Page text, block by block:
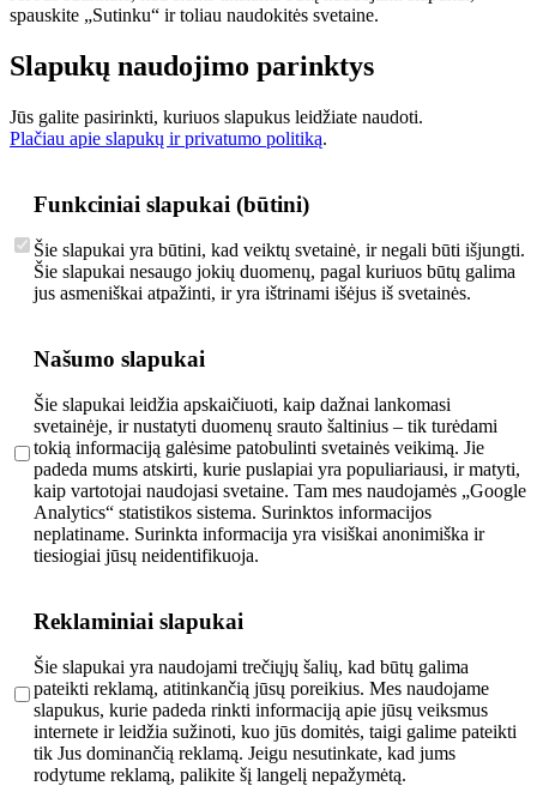
spauskite „Sutinku“ ir toliau naudokitės svetaine.
Slapukų naudojimo parinktys
Jūs galite pasirinkti, kuriuos slapukus leidžiate naudoti.
Plačiau apie slapukų ir privatumo politiką.
Funkciniai slapukai (būtini)
Šie slapukai yra būtini, kad veiktų svetainė, ir negali būti išjungti.
Šie slapukai nesaugo jokių duomenų, pagal kuriuos būtų galima
jus asmeniškai atpažinti, ir yra ištrinami išėjus iš svetainės.
Našumo slapukai
Šie slapukai leidžia apskaičiuoti, kaip dažnai lankomasi
svetainėje, ir nustatyti duomenų srauto šaltinius – tik turėdami
tokią informaciją galėsime patobulinti svetainės veikimą. Jie
padeda mums atskirti, kurie puslapiai yra populiariausi, ir matyti,
kaip vartotojai naudojasi svetaine. Tam mes naudojamės „Google
Analytics“ statistikos sistema. Surinktos informacijos
neplatiname. Surinkta informacija yra visiškai anonimiška ir
tiesiogiai jūsų neidentifikuoja.
Reklaminiai slapukai
Šie slapukai yra naudojami trečiųjų šalių, kad būtų galima
pateikti reklamą, atitinkančią jūsų poreikius. Mes naudojame
slapukus, kurie padeda rinkti informaciją apie jūsų veiksmus
internete ir leidžia sužinoti, kuo jūs domitės, taigi galime pateikti
tik Jus dominančią reklamą. Jeigu nesutinkate, kad jums
rodytume reklamą, palikite šį langelį nepažymėtą.